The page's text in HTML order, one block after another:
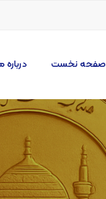
صفحه نخست درباره